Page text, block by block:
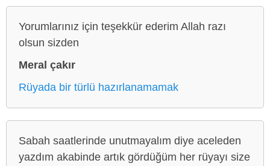
Yorumlarınız için teşekkür ederim Allah razı
olsun sizden
Meral çakır
Rüyada bir türlü hazırlanamamak
Sabah saatlerinde unutmayalım diye aceleden
yazdım akabinde artık gördüğüm her rüyayı size